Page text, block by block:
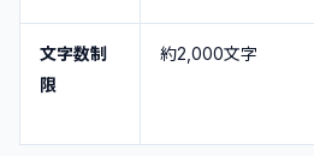
文字数制
限
約2,000文字